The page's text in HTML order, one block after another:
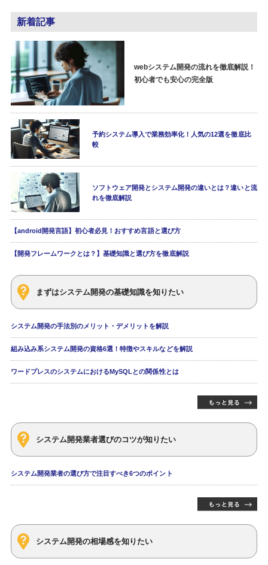
新着記事
webシステム開発の流れを徹底解説！
初心者でも安心の完全版
予約システム導入で業務効率化！人気の12選を徹底比
較
ソフトウェア開発とシステム開発の違いとは？違いと流
れを徹底解説
【android開発言語】初心者必見！おすすめ言語と選び方
【開発フレームワークとは？】基礎知識と選び方を徹底解説
まずはシステム開発の基礎知識を知りたい
システム開発の手法別のメリット・デメリットを解説
組み込み系システム開発の資格6選！特徴やスキルなどを解説
ワードプレスのシステムにおけるMySQLとの関係性とは
システム開発業者選びのコツが知りたい
システム開発業者の選び方で注目すべき6つのポイント
システム開発の相場感を知りたい